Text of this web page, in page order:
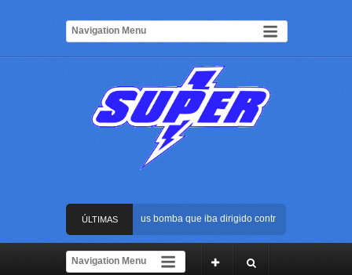
ÚLTIMAS
NOTICIAS
Frustran atentado con bus bomba que iba dirigido contra Cali durante la
La Arena USC será el escenario de la posesión presidencial de Abelardo